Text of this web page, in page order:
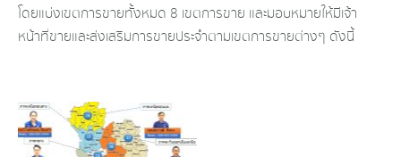
โดยแบ่งเขตการขายทั้งหมด 8 เขตการขาย และมอบหมายให้มีเจ้า
หน้าที่ขายและส่งเสริมการขายประจำตามเขตการขายต่างๆ ดังนี้